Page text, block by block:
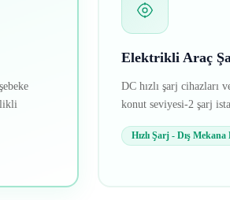
Elektrikli Araç
DC hızlı şarj cihazları
konut seviyesi-2 şarj
Hızlı Şarj - Dış Mekana